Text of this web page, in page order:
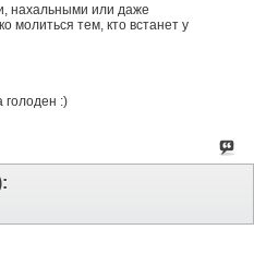
нахальными или даже
молиться тем, кто встанет у
голоден :)